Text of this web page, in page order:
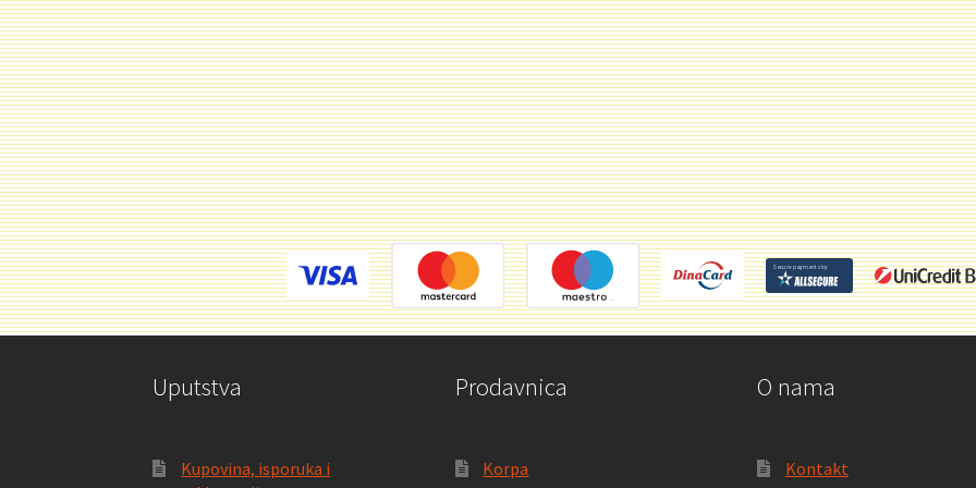
Uputstva
Kupovina, isporuka i
Prodavnica
Korpa
O nama
Kontakt